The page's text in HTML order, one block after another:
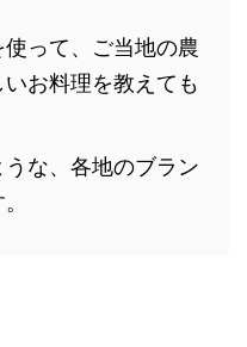
って、ご当地の農
お料理を教えても
な、各地のブラン